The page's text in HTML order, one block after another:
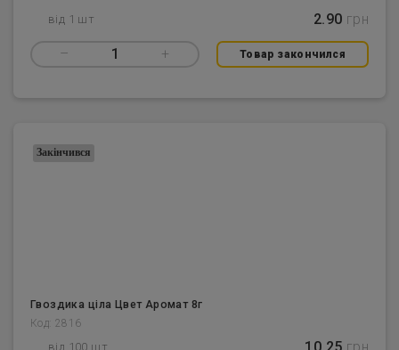
від 1 шт 2.90 грн
– 1 + Товар закончился
Гвоздика ціла Цвет Аромат 8г
Код: 2816
від 100 шт
Закінчився